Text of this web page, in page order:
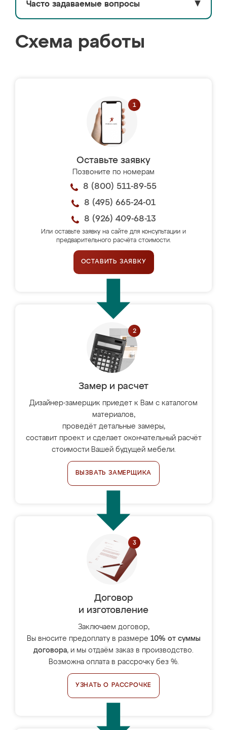
Часто задаваемые вопросы ▼
Схема работы
Оставьте заявку
Позвоните по номерам
8 (800) 511-89-55
8 (495) 665-24-01
8 (926) 409-68-13
Или оставьте заявку на сайте для консультации и
предварительного расчёта стоимости.
ОСТАВИТЬ ЗАЯВКУ
Замер и расчет
Дизайнер-замерщик приедет к Вам с каталогом
материалов,
проведёт детальные замеры,
составит проект и сделает окончательный расчёт
стоимости Вашей будущей мебели.
ВЫЗВАТЬ ЗАМЕРЩИКА
Договор
и изготовление
Заключаем договор,
Вы вносите предоплату в размере 10% от суммы
договора, и мы отдаём заказ в производство.
Возможна оплата в рассрочку без %.
УЗНАТЬ О РАССРОЧКЕ